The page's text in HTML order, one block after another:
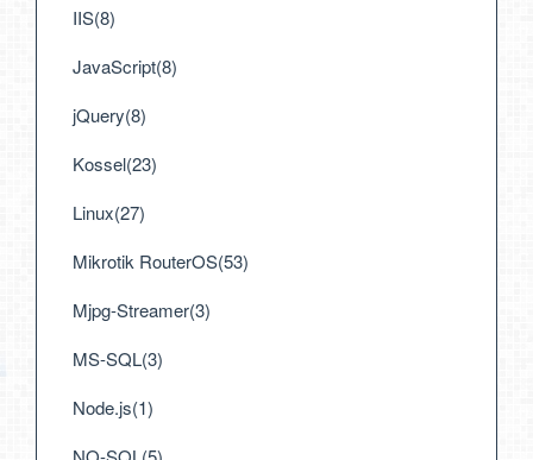
IIS(8)
JavaScript(8)
jQuery(8)
Kossel(23)
Linux(27)
Mikrotik RouterOS(53)
Mjpg-Streamer(3)
MS-SQL(3)
Node.js(1)